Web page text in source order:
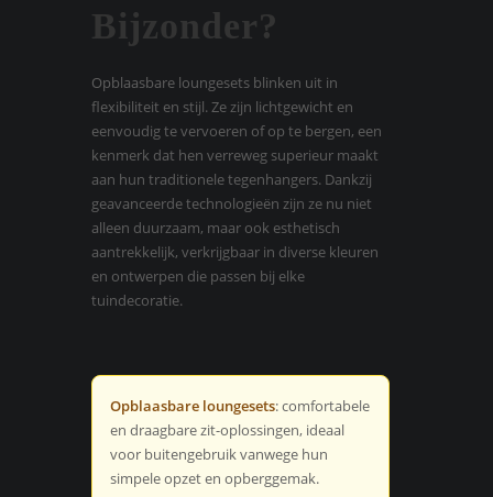
Bijzonder?
Opblaasbare loungesets blinken uit in
flexibiliteit en stijl. Ze zijn lichtgewicht en
eenvoudig te vervoeren of op te bergen, een
kenmerk dat hen verreweg superieur maakt
aan hun traditionele tegenhangers. Dankzij
geavanceerde technologieën zijn ze nu niet
alleen duurzaam, maar ook esthetisch
aantrekkelijk, verkrijgbaar in diverse kleuren
en ontwerpen die passen bij elke
tuindecoratie.
Opblaasbare loungesets: comfortabele
en draagbare zit-oplossingen, ideaal
voor buitengebruik vanwege hun
simpele opzet en opberggemak.